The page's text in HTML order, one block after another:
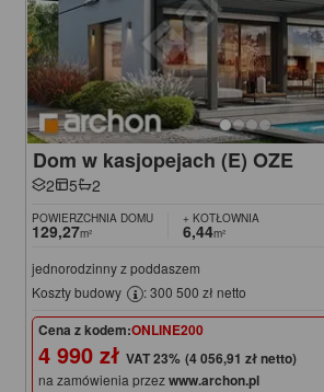
Dom w kasjopejach (E) OZE
2 5 2
POWIERZCHNIA DOMU
129,27m²
+ KOTŁOWNIA
6,44m²
jednorodzinny z poddaszem
Koszty budowy
: 300 500 zł netto
Cena z kodem:ONLINE200
4 990 zł (4 056,91 zł netto)
na zamówienia przezwww.archon.pl